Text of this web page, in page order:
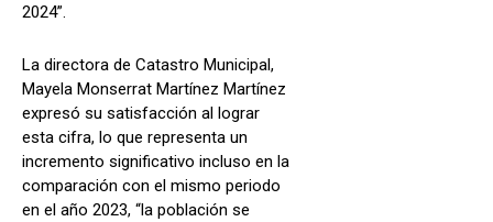
2024”.
La directora de Catastro Municipal,
Mayela Monserrat Martínez Martínez
expresó su satisfacción al lograr
esta cifra, lo que representa un
incremento significativo incluso en la
comparación con el mismo periodo
en el año 2023, “la población se